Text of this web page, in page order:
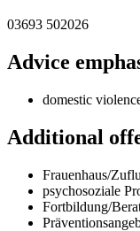
03693 502026
Advice
domestic
Additional
Frauenhaus/
psychosoziale
Fortbildung/